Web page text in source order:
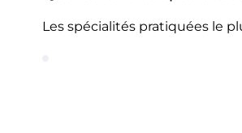
Les spécialités pratiquées le